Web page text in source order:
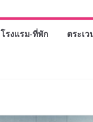
8.8 “ซูเลียน”
ประเทศ จัดปร
พร้อมฟรีคอน
โรงแรม-ที่พัก ตระเ